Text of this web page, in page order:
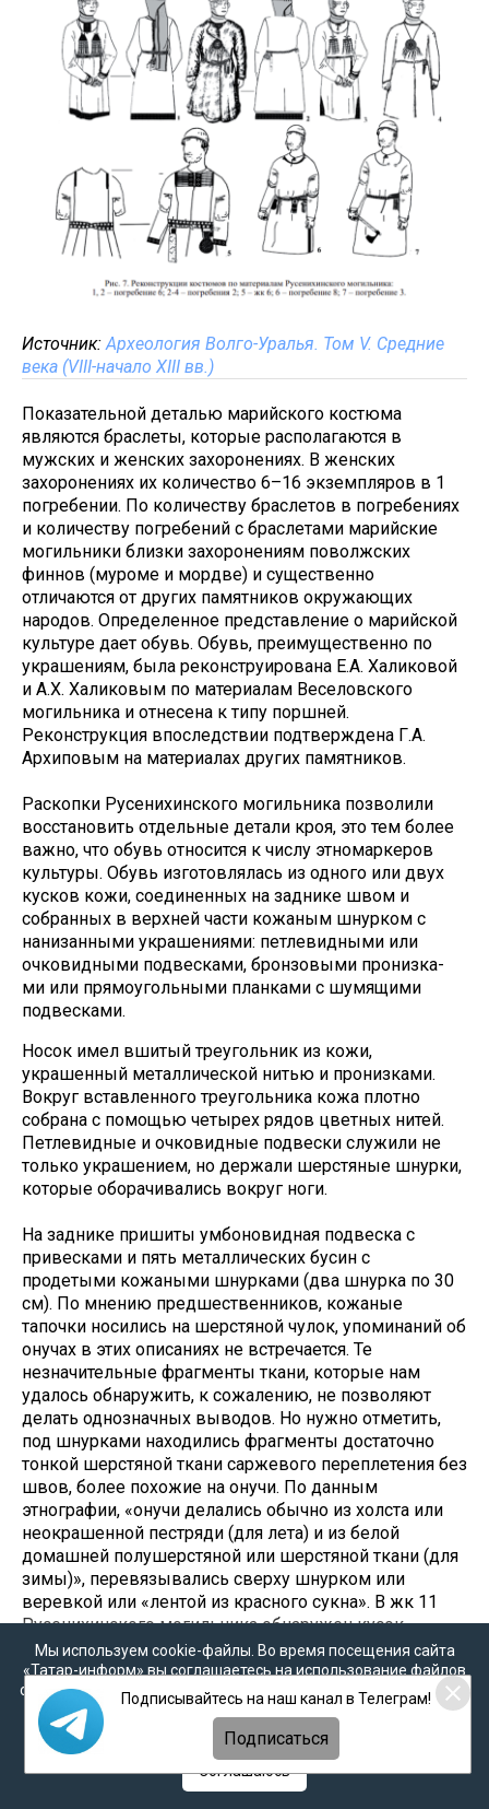
Источник: Археология Волго-Уралья. Том V. Средние
века (VIII-начало XIII вв.)
Показательной деталью марийского костюма
являются браслеты, которые располагаются в
мужских и женских захоронениях. В женских
захоронениях их количество 6–16 экземпляров в 1
погребении. По количеству браслетов в погребениях
и количеству погребений с браслетами марийские
могильники близки захоронениям поволжских
финнов (муроме и мордве) и существенно
отличаются от других памятников окружающих
народов. Определенное представление о марийской
культуре дает обувь. Обувь, преимущественно по
украшениям, была реконструирована Е.А. Халиковой
и А.Х. Халиковым по материалам Веселовского
могильника и отнесена к типу поршней.
Реконструкция впоследствии подтверждена Г.А.
Архиповым на материалах других памятников.
Раскопки Русенихинского могильника позволили
восстановить отдельные детали кроя, это тем более
важно, что обувь относится к числу этномаркеров
культуры. Обувь изготовлялась из одного или двух
кусков кожи, соединенных на заднике швом и
собранных в верхней части кожаным шнурком с
нанизанными украшениями: петлевидными или
очковидными подвесками, бронзовыми пронизка-
ми или прямоугольными планками с шумящими
подвесками.
Носок имел вшитый треугольник из кожи,
украшенный металлической нитью и пронизками.
Вокруг вставленного треугольника кожа плотно
собрана с помощью четырех рядов цветных нитей.
Петлевидные и очковидные подвески служили не
только украшением, но держали шерстяные шнурки,
которые оборачивались вокруг ноги.
На заднике пришиты умбоновидная подвеска с
привесками и пять металлических бусин с
продетыми кожаными шнурками (два шнурка по 30
см). По мнению предшественников, кожаные
тапочки носились на шерстяной чулок, упоминаний об
онучах в этих описаниях не встречается. Те
незначительные фрагменты ткани, которые нам
удалось обнаружить, к сожалению, не позволяют
делать однозначных выводов. Но нужно отметить,
под шнурками находились фрагменты достаточно
тонкой шерстяной ткани саржевого переплетения без
швов, более похожие на онучи. По данным
этнографии, «онучи делались обычно из холста или
неокрашенной пестряди (для лета) и из белой
домашней полушерстяной или шерстяной ткани (для
зимы)», перевязывались сверху шнурком или
веревкой или «лентой из красного сукна». В жк 11
Русенихинского могильника обнаружен кусок
бересты, который служил подошвой обуви.
Безусловно, такая нарядная обувь с множеством
металлических украшений была праздничной или
только обрядовой. Для повседневного
использования в лесной зоне с множеством мелких
веток и сучков она была не очень практична. В быту,
вероятно, использовались более простые варианты
Мы используем cookie-файлы. Во время посещения сайта
«Татар-информ» вы соглашаетесь на использование файлов
cookie в соответствии с настоящим уведомлением, согласием
наобработку персональных данных,Политикой о
персональных данных
Политикой конфиденциальности
Соглашаюсь
Подписывайтесь на наш канал в Телеграм!
Подписаться